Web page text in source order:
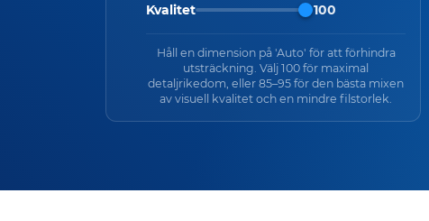
Kvalitet 100
Håll en dimension på 'Auto' för att förhindra
utsträckning. Välj 100 för maximal
detaljrikedom, eller 85–95 för den bästa mixen
av visuell kvalitet och en mindre filstorlek.